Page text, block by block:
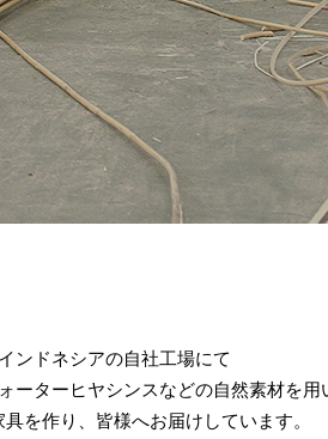
ンドネシアの自社工場にて
ーターヒヤシンスなどの自然素材を用
を作り、皆様へお届けしています。